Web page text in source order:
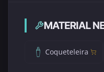
MATERIAL
Coqueteleira